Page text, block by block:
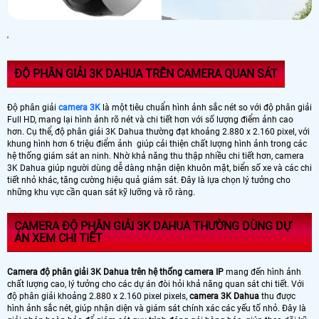
'
ĐỘ PHÂN GIẢI 3K DAHUA TRÊN CAMERA QUAN SÁT
Độ phân giải camera 3K là một tiêu chuẩn hình ảnh sắc nét so với độ phân giải
Full HD, mang lại hình ảnh rõ nét và chi tiết hơn với số lượng điểm ảnh cao
hơn. Cụ thể, độ phân giải 3K Dahua thường đạt khoảng 2.880 x 2.160 pixel, với
khung hình hơn 6 triệu điểm ảnh giúp cải thiện chất lượng hình ảnh trong các
hệ thống giám sát an ninh. Nhờ khả năng thu thập nhiều chi tiết hơn, camera
3K Dahua giúp người dùng dễ dàng nhận diện khuôn mặt, biển số xe và các chi
tiết nhỏ khác, tăng cường hiệu quả giám sát. Đây là lựa chọn lý tưởng cho
những khu vực cần quan sát kỹ lưỡng và rõ ràng.
CAMERA ĐỘ PHÂN GIẢI 3K DAHUA THƯỜNG DÙNG DỰ
ÁN XEM CHI TIẾT
Camera độ phân giải 3K Dahua trên hệ thống camera IP mang đến hình ảnh
chất lượng cao, lý tưởng cho các dự án đòi hỏi khả năng quan sát chi tiết. Với
độ phân giải khoảng 2.880 x 2.160 pixel pixels, camera 3K Dahua thu được
hình ảnh sắc nét, giúp nhận diện và giám sát chính xác các yếu tố nhỏ. Đây là